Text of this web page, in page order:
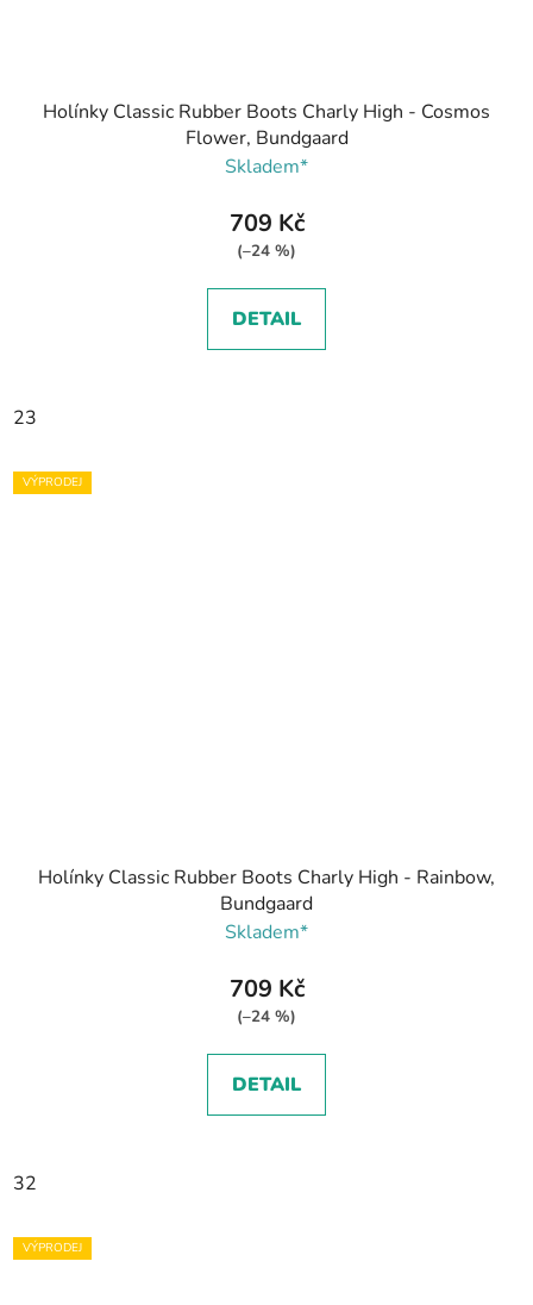
Holínky Classic Rubber Boots Charly High - Cosmos
Flower, Bundgaard
Skladem*
709 Kč
(–24 %)
DETAIL
23
VÝPRODEJ
Holínky Classic Rubber Boots Charly High - Rainbow,
Bundgaard
Skladem*
709 Kč
(–24 %)
DETAIL
32
VÝPRODEJ